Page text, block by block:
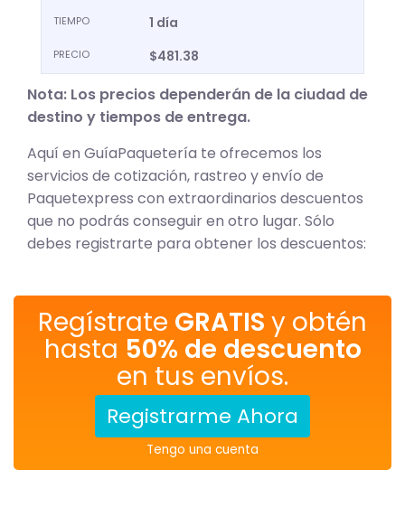
TIEMPO 1 día
PRECIO $481.38
Nota: Los precios dependerán de la ciudad de
destino y tiempos de entrega.
Aquí en GuíaPaquetería te ofrecemos los
servicios de cotización, rastreo y envío de
Paquetexpress con extraordinarios descuentos
que no podrás conseguir en otro lugar. Sólo
debes registrarte para obtener los descuentos:
Regístrate GRATIS y obtén
hasta 50% de descuento
en tus envíos.
Registrarme Ahora
Tengo una cuenta